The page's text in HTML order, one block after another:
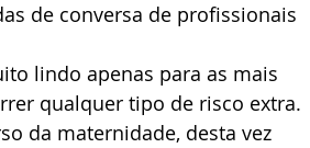
de conversa de profissionais
lindo apenas para as mais
qualquer tipo de risco extra.
da maternidade, desta vez